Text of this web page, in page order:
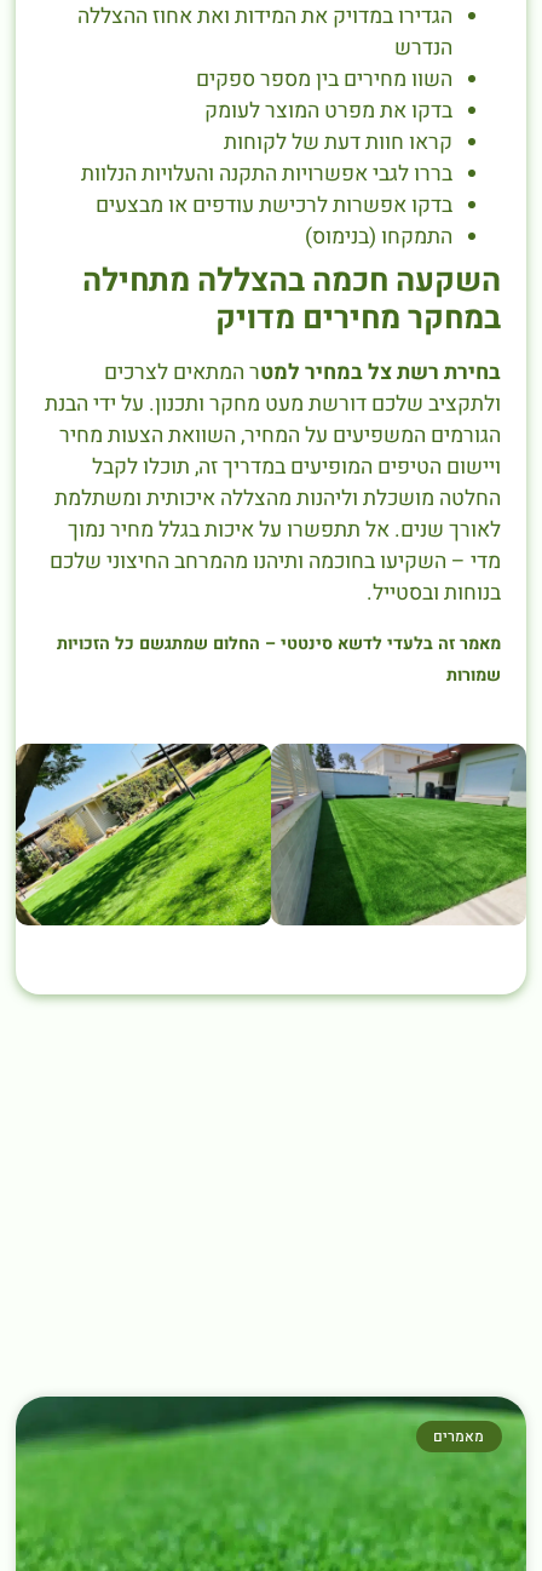
הגדירו במדויק את המידות ואת אחוז ההצללה
הנדרש
השוו מחירים בין מספר ספקים
בדקו את מפרט המוצר לעומק
קראו חוות דעת של לקוחות
בררו לגבי אפשרויות התקנה והעלויות הנלוות
בדקו אפשרות לרכישת עודפים או מבצעים
התמקחו (בנימוס)
השקעה חכמה בהצללה מתחילה
במחקר מחירים מדויק
בחירת רשת צל במחיר למטר המתאים לצרכים
ולתקציב שלכם דורשת מעט מחקר ותכנון. על ידי הבנת
הגורמים המשפיעים על המחיר, השוואת הצעות מחיר
ויישום הטיפים המופיעים במדריך זה, תוכלו לקבל
החלטה מושכלת וליהנות מהצללה איכותית ומשתלמת
לאורך שנים. אל תתפשרו על איכות בגלל מחיר נמוך
מדי – השקיעו בחוכמה ותיהנו מהמרחב החיצוני שלכם
בנוחות ובסטייל.
מאמר זה בלעדי לדשא סינטטי – החלום שמתגשם כל הזכויות
שמורות
מאמרים